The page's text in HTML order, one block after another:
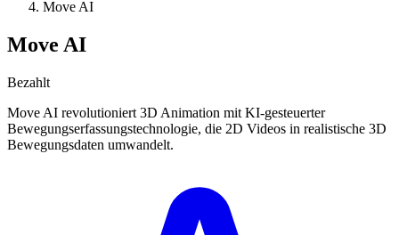
Move AI
Move AI
Bezahlt
Move AI revolutioniert 3D Animation mit KI-gesteuerter
Bewegungserfassungstechnologie, die 2D Videos in realistische 3D
Bewegungsdaten umwandelt.